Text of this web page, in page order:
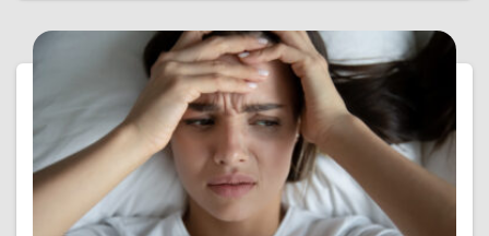
W TYM DO ROZWOJU UZALEŻNIEŃ. WSPÓŁCZESNE
BADANIA WSKAZUJĄ NA SILNY ZWIĄZEK MIĘDZY
DOŚWIADCZENIEM STRESU A PODATNOŚCIĄ NA
DOWIEDZ SIĘ WIĘCEJ…